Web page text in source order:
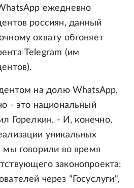
ежедневно
россиян, данный
охвату обгоняет
Telegram (им
на долю WhatsApp,
- это национальный
Горелкин. - И, конечно,
уникальных
говорили во время
законопроекта:
через "Госуслуги",